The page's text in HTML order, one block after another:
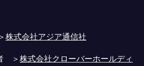
株式会社アジア通信社
＞株式会社クローバーホールディ